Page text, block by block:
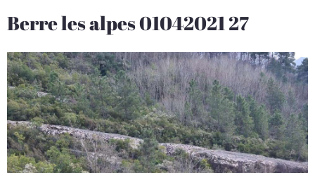
Berre les alpes 01042021 27